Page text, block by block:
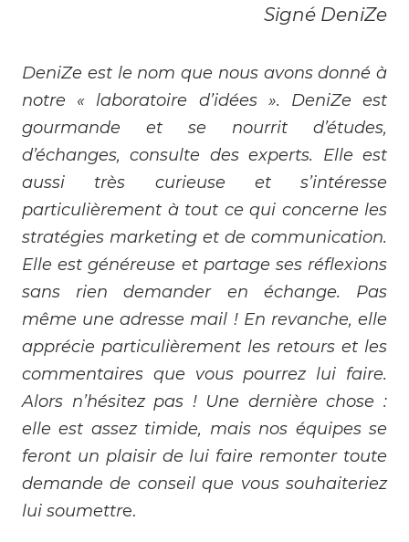
Signé DeniZe
DeniZe est le nom que nous avons donné à
notre « laboratoire d’idées ». DeniZe est
gourmande et se nourrit d’études,
d’échanges, consulte des experts. Elle est
aussi très curieuse et s’intéresse
particulièrement à tout ce qui concerne les
stratégies marketing et de communication.
Elle est généreuse et partage ses réflexions
sans rien demander en échange. Pas
même une adresse mail ! En revanche, elle
apprécie particulièrement les retours et les
commentaires que vous pourrez lui faire.
Alors n’hésitez pas ! Une dernière chose :
elle est assez timide, mais nos équipes se
feront un plaisir de lui faire remonter toute
demande de conseil que vous souhaiteriez
lui soumettre.